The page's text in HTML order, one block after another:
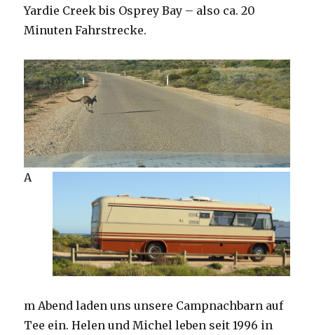
Yardie Creek bis Osprey Bay – also ca. 20
Minuten Fahrstrecke.
A
m Abend laden uns unsere Campnachbarn auf
Tee ein. Helen und Michel leben seit 1996 in